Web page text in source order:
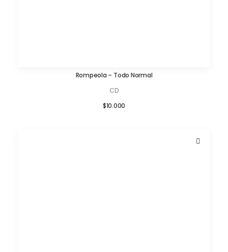
AÑADIR AL CARRITO
Rompeola – Todo Normal
CD
$10.000